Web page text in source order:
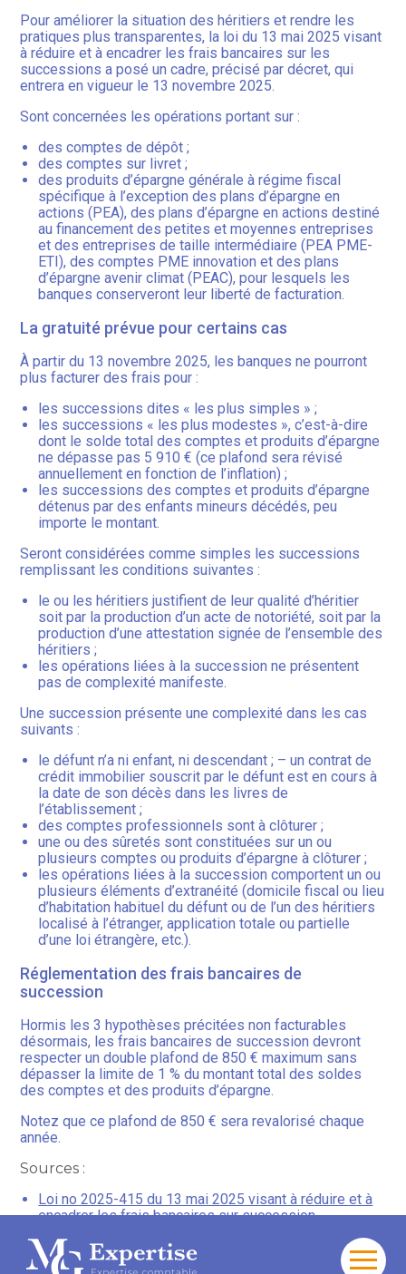
Aller
Pour améliorer la situation des héritiers et rendre les
pratiques plus transparentes, la loi du 13 mai 2025 visant
à réduire et à encadrer les frais bancaires sur les
successions a posé un cadre, précisé par décret, qui
entrera en vigueur le 13 novembre 2025.
Sont concernées les opérations portant sur :
des comptes de dépôt ;
des comptes sur livret ;
des produits d’épargne générale à régime fiscal
spécifique à l’exception des plans d’épargne en
actions (PEA), des plans d’épargne en actions destiné
au financement des petites et moyennes entreprises
et des entreprises de taille intermédiaire (PEA PME-
ETI), des comptes PME innovation et des plans
d’épargne avenir climat (PEAC), pour lesquels les
banques conserveront leur liberté de facturation.
La gratuité prévue pour certains cas
À partir du 13 novembre 2025, les banques ne pourront
plus facturer des frais pour :
les successions dites « les plus simples » ;
les successions « les plus modestes », c’est-à-dire
dont le solde total des comptes et produits d’épargne
ne dépasse pas 5 910 € (ce plafond sera révisé
annuellement en fonction de l’inflation) ;
les successions des comptes et produits d’épargne
détenus par des enfants mineurs décédés, peu
importe le montant.
Seront considérées comme simples les successions
remplissant les conditions suivantes :
le ou les héritiers justifient de leur qualité d’héritier
soit par la production d’un acte de notoriété, soit par la
production d’une attestation signée de l’ensemble des
héritiers ;
les opérations liées à la succession ne présentent
pas de complexité manifeste.
Une succession présente une complexité dans les cas
suivants :
le défunt n’a ni enfant, ni descendant ; – un contrat de
crédit immobilier souscrit par le défunt est en cours à
la date de son décès dans les livres de
l’établissement ;
des comptes professionnels sont à clôturer ;
une ou des sûretés sont constituées sur un ou
plusieurs comptes ou produits d’épargne à clôturer ;
les opérations liées à la succession comportent un ou
plusieurs éléments d’extranéité (domicile fiscal ou lieu
d’habitation habituel du défunt ou de l’un des héritiers
localisé à l’étranger, application totale ou partielle
d’une loi étrangère, etc.).
Réglementation des frais bancaires de
succession
Hormis les 3 hypothèses précitées non facturables
désormais, les frais bancaires de succession devront
respecter un double plafond de 850 € maximum sans
dépasser la limite de 1 % du montant total des soldes
des comptes et des produits d’épargne.
Notez que ce plafond de 850 € sera revalorisé chaque
année.
Sources :
Loi no 2025-415 du 13 mai 2025 visant à réduire et à
encadrer les frais bancaires sur succession
la loi no 2025-415 du 13 mai 2025 visant à réduire et à
encadrer les frais bancaires sur succession